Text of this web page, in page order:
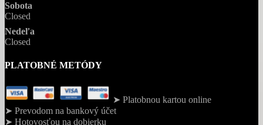
Sobota
Closed
Nedeľa
Closed
PLATOBNÉ METÓDY
➤ Platobnou kartou online
➤ Prevodom na bankový účet
➤ Hotovosťou na dobierku